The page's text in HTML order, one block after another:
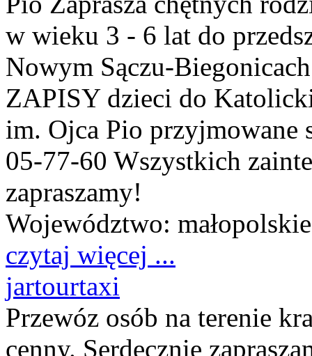
w wieku 3 - 6 lat do
Nowym Sączu-
ZAPISY dzieci do
im. Ojca Pio przyjmowane
05-77-60 Wszystkich
zapraszamy!
Województwo: małopolskie
czytaj więcej ...
jartourtaxi
Przewóz osób na terenie
cenny. Serdecznie